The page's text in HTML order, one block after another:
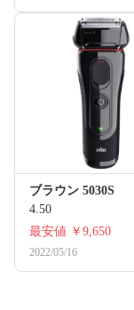
ブラウン 5030S
4.50
最安値 ￥9,650
2022/05/16